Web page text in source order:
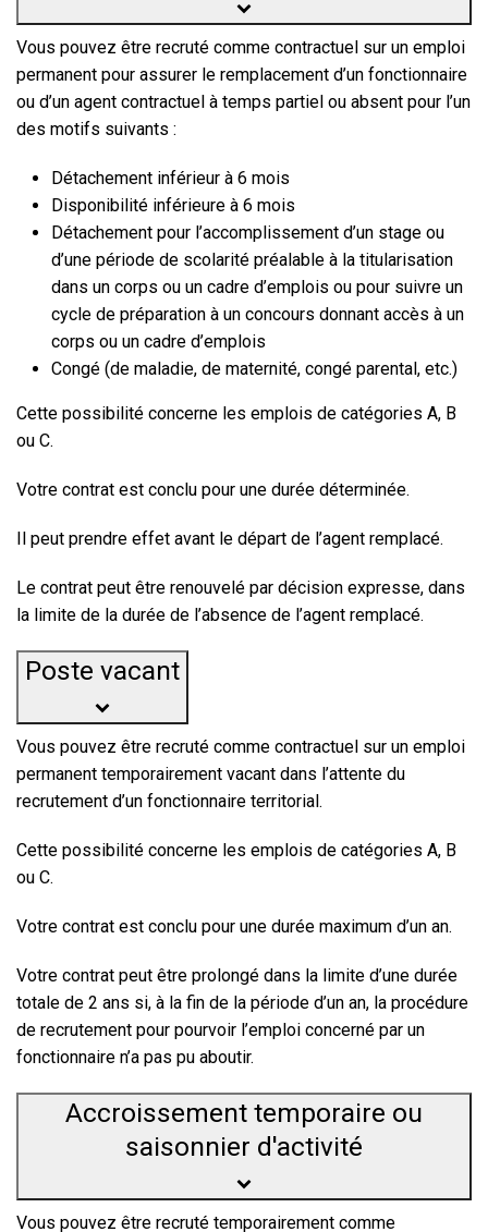
Vous pouvez être recruté comme contractuel sur un emploi
permanent pour assurer le remplacement d’un fonctionnaire
ou d’un agent contractuel à temps partiel ou absent pour l’un
des motifs suivants :
Détachement inférieur à 6 mois
Disponibilité inférieure à 6 mois
Détachement pour l’accomplissement d’un stage ou
d’une période de scolarité préalable à la titularisation
dans un corps ou un cadre d’emplois ou pour suivre un
cycle de préparation à un concours donnant accès à un
corps ou un cadre d’emplois
Congé (de maladie, de maternité, congé parental, etc.)
Cette possibilité concerne les emplois de catégories A, B
ou C.
Votre contrat est conclu pour une durée déterminée.
Il peut prendre effet avant le départ de l’agent remplacé.
Le contrat peut être renouvelé par décision expresse, dans
la limite de la durée de l’absence de l’agent remplacé.
Poste vacant
Vous pouvez être recruté comme contractuel sur un emploi
permanent temporairement vacant dans l’attente du
recrutement d’un fonctionnaire territorial.
Cette possibilité concerne les emplois de catégories A, B
ou C.
Votre contrat est conclu pour une durée maximum d’un an.
Votre contrat peut être prolongé dans la limite d’une durée
totale de 2 ans si, à la fin de la période d’un an, la procédure
de recrutement pour pourvoir l’emploi concerné par un
fonctionnaire n’a pas pu aboutir.
Accroissement temporaire ou
saisonnier d'activité
Vous pouvez être recruté temporairement comme